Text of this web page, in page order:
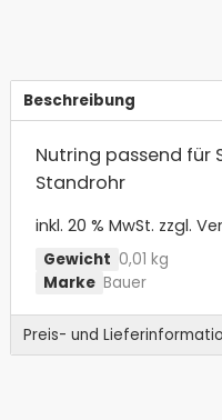
Beschreibung
Nutring passend für
Standrohr
inkl. 20 % MwSt. zzgl.
0,01 kg
Gewicht
Bauer
Marke
Preis- und